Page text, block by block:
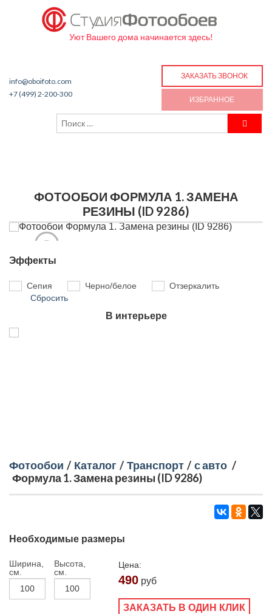
Уют Вашего дома начинается здесь!
info@oboifoto.com
+7 (499) 2-200-300
ЗАКАЗАТЬ ЗВОНОК
ИЗБРАННОЕ
ФОТООБОИ ФОРМУЛА 1. ЗАМЕНА
РЕЗИНЫ (ID 9286)
Эффекты
Сепия Черно/белое
Отзеркалить
Сбросить
В интерьере
Фотообои / Каталог / Транспорт / с авто /
Формула 1. Замена резины (ID 9286)
Необходимые размеры
Ширина,
см.
Высота,
см.
Цена:
490 руб
ЗАКАЗАТЬ В ОДИН КЛИК